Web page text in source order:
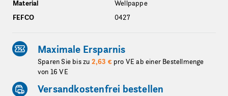
Material
Wellpappe
FEFCO
0427
Maximale Ersparnis
Sparen Sie bis zu 2,63 €pro VE ab einer Bestellmenge
von 16 VE
Versandkostenfrei bestellen